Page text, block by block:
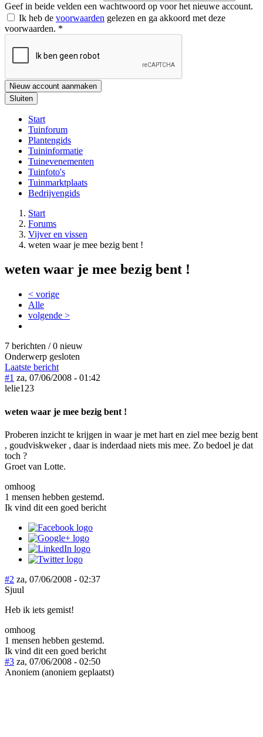
Geef in beide velden een wachtwoord op voor het nieuwe account.
Ik heb de voorwaarden gelezen en ga akkoord met deze
voorwaarden. *
Nieuw account aanmaken
Sluiten
Start
Tuinforum
Plantengids
Tuininformatie
Tuinevenementen
Tuinfoto's
Tuinmarktplaats
Bedrijvengids
Start
Forums
Vijver en vissen
weten waar je mee bezig bent !
weten waar je mee bezig bent !
< vorige
Alle
volgende >
7 berichten / 0 nieuw
Onderwerp gesloten
Laatste bericht
#1 za, 07/06/2008 - 01:42
lelie123
weten waar je mee bezig bent !
Proberen inzicht te krijgen in waar je met hart en ziel mee bezig bent
, goudviskweker , daar is inderdaad niets mis mee. Zo bedoel je dat
toch ?
Groet van Lotte.
omhoog
1 mensen hebben gestemd.
Ik vind dit een goed bericht
#2 za, 07/06/2008 - 02:37
Sjuul
Heb ik iets gemist!
omhoog
1 mensen hebben gestemd.
Ik vind dit een goed bericht
#3 za, 07/06/2008 - 02:50
Anoniem (anoniem geplaatst)